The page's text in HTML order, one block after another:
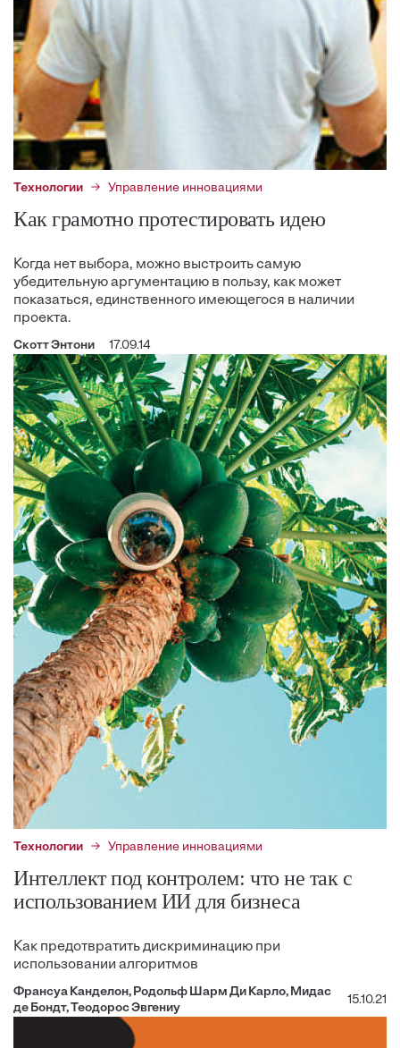
Технологии Управление инновациями
Как грамотно протестировать идею
Когда нет выбора, можно выстроить самую
убедительную аргументацию в пользу, как может
показаться, единственного имеющегося в наличии
проекта.
Скотт Энтони 17.09.14
Технологии Управление инновациями
Интеллект под контролем: что не так с
использованием ИИ для бизнеса
Как предотвратить дискриминацию при
использовании алгоритмов
Франсуа Канделон, Родольф Шарм Ди Карло, Мидас
де Бондт, Теодорос Эвгениу
15.10.21